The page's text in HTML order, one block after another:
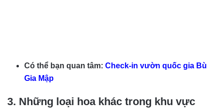
Có thể bạn quan tâm: Check-in vườn quốc gia Bù
Gia Mập
3. Những loại hoa khác trong khu vực